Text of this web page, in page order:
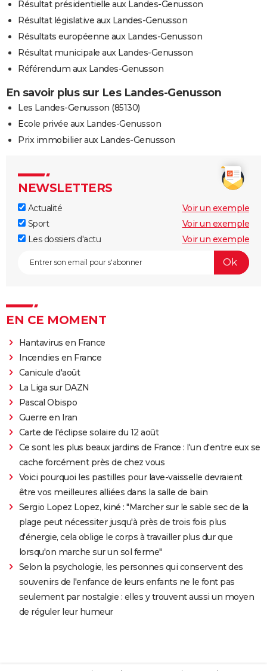
Résultat présidentielle aux Landes-Genusson
Résultat législative aux Landes-Genusson
Résultats européenne aux Landes-Genusson
Résultat municipale aux Landes-Genusson
Référendum aux Landes-Genusson
En savoir plus sur Les Landes-Genusson
Les Landes-Genusson (85130)
Ecole privée aux Landes-Genusson
Prix immobilier aux Landes-Genusson
NEWSLETTERS
Actualité
Voir un exemple
Sport
Voir un exemple
Les dossiers d'actu
Voir un exemple
EN CE MOMENT
Hantavirus en France
Incendies en France
Canicule d'août
La Liga sur DAZN
Pascal Obispo
Guerre en Iran
Carte de l'éclipse solaire du 12 août
Ce sont les plus beaux jardins de France : l'un d'entre eux se
cache forcément près de chez vous
Voici pourquoi les pastilles pour lave-vaisselle devraient
être vos meilleures alliées dans la salle de bain
Sergio Lopez Lopez, kiné : "Marcher sur le sable sec de la
plage peut nécessiter jusqu'à près de trois fois plus
d'énergie, cela oblige le corps à travailler plus dur que
lorsqu'on marche sur un sol ferme"
Selon la psychologie, les personnes qui conservent des
souvenirs de l'enfance de leurs enfants ne le font pas
seulement par nostalgie : elles y trouvent aussi un moyen
de réguler leur humeur